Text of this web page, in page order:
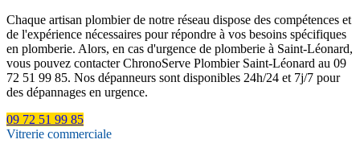
Chaque artisan plombier de notre réseau dispose des compétences et
de l'expérience nécessaires pour répondre à vos besoins spécifiques
en plomberie. Alors, en cas d'urgence de plomberie à Saint-Léonard,
vous pouvez contacter ChronoServe Plombier Saint-Léonard au 09
72 51 99 85. Nos dépanneurs sont disponibles 24h/24 et 7j/7 pour
des dépannages en urgence.
09 72 51 99 85
Vitrerie commerciale